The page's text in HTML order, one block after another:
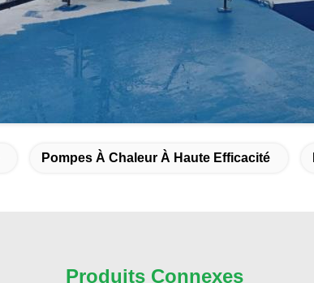
Pompes À Chaleur À Haute Efficacité
Produits Connexes